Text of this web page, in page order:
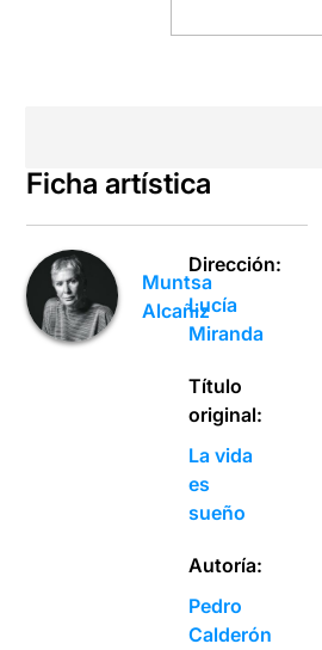
Ficha artística
Muntsa
Alcañiz
Dirección:
Lucía
Miranda
Título
original:
La vida
es
sueño
Autoría:
Pedro
Calderón